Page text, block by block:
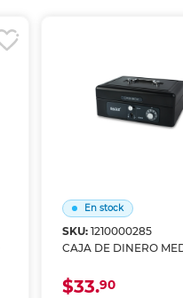
En stock
SKU: 1210000285
CAJA DE DINERO
$33.90